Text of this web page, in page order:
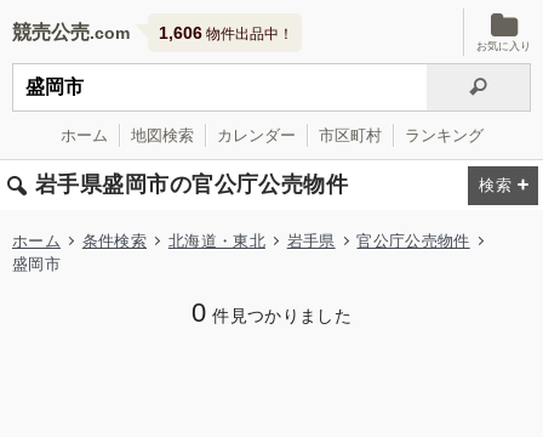
競売公売 1,606 物件出品中！
お気に入り
ホーム 地図検索 カレンダー 市区町村 ランキング
岩手県盛岡市の官公庁公売物件
ホーム 条件検索 北海道・東北 岩手県
官公庁公売物件
盛岡市
0 件見つかりました